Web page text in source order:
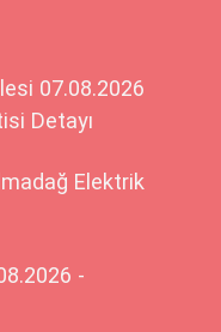
07.08.2026
Detayı
Elektrik
-